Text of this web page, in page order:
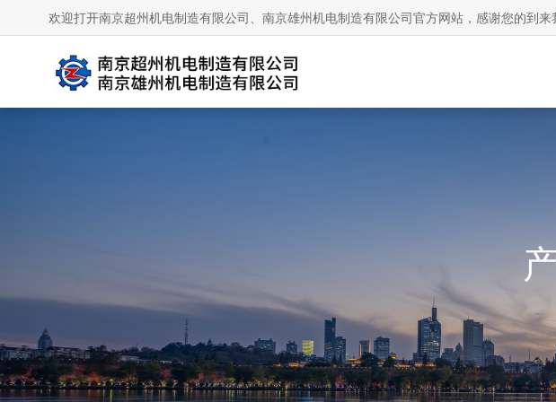
欢迎打开南京超州机电制造有限公司、南京雄州机电制造有限公司官方网站，感谢您的到来